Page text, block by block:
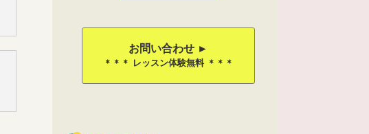
お問い合わせ ►
＊＊＊ レッスン体験無料 ＊＊＊